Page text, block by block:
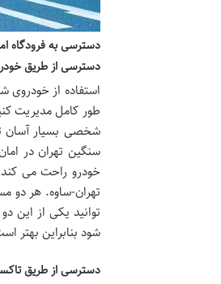
دسترسی به فرودگاه
دسترسی از طریق
استفاده از خودروی
طور کامل مدیریت
شخصی بسیار آسان
سنگین تهران در
خودرو راحت می کند.
تهران-ساوه. هر دو
توانید یکی از این
شود بنابراین بهتر
دسترسی از طریق